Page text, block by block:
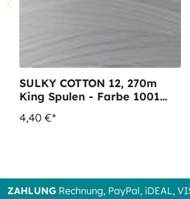
SULKY COTTON 12, 270m
King Spulen - Farbe 1001
4,40 €*
ZAHLUNG Rechnung, PayPal, iDEAL,